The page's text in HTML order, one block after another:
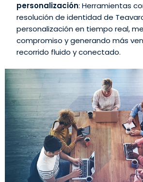
personalización: Herramientas
resolución de identidad de
personalización en tiempo real,
compromiso y generando más
recorrido fluido y conectado.